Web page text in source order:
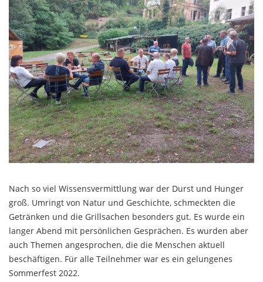
Nach so viel Wissensvermittlung war der Durst und Hunger
groß. Umringt von Natur und Geschichte, schmeckten die
Getränken und die Grillsachen besonders gut. Es wurde ein
langer Abend mit persönlichen Gesprächen. Es wurden aber
auch Themen angesprochen, die die Menschen aktuell
beschäftigen. Für alle Teilnehmer war es ein gelungenes
Sommerfest 2022.